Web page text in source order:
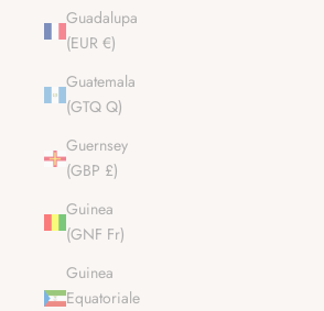
Guadalupa
(EUR €)
Guatemala
(GTQ Q)
Guernsey
(GBP £)
Guinea
(GNF Fr)
Guinea
Equatoriale